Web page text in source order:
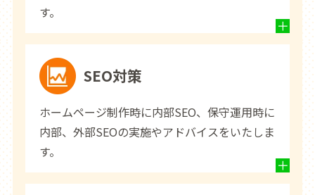
す。
SEO対策
ホームページ制作時に内部SEO、保守運用時に
内部、外部SEOの実施やアドバイスをいたしま
す。